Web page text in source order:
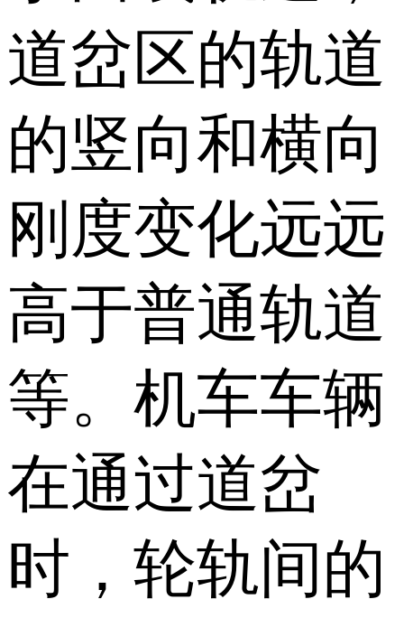
道岔区的轨道
的竖向和横向
刚度变化远远
高于普通轨道
等。机车车辆
在通过道岔
时，轮轨间的